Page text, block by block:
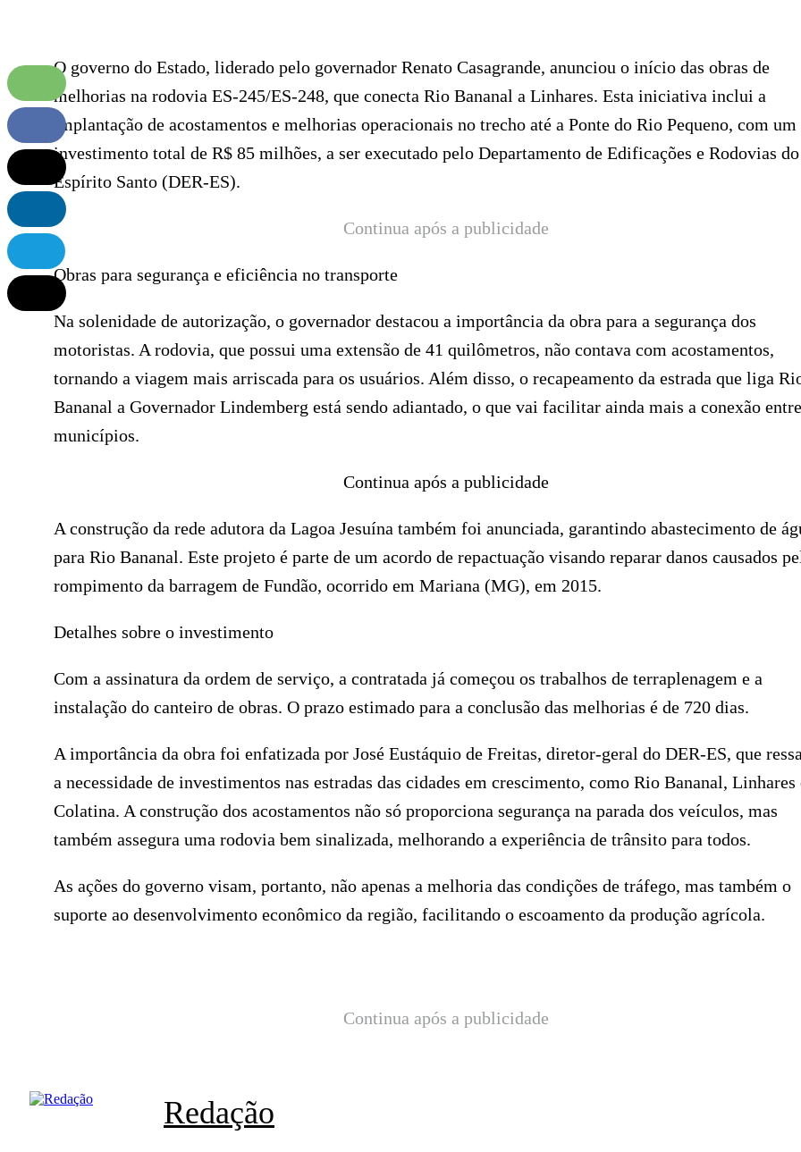
O governo do Estado, liderado pelo governador Renato Casagrande, anunciou o início das obras de
melhorias na rodovia ES-245/ES-248, que conecta Rio Bananal a Linhares. Esta iniciativa inclui a
implantação de acostamentos e melhorias operacionais no trecho até a Ponte do Rio Pequeno, com um
investimento total de R$ 85 milhões, a ser executado pelo Departamento de Edificações e Rodovias do
Espírito Santo (DER-ES).
Continua após a publicidade
Obras para segurança e eficiência no transporte
Na solenidade de autorização, o governador destacou a importância da obra para a segurança dos
motoristas. A rodovia, que possui uma extensão de 41 quilômetros, não contava com acostamentos,
tornando a viagem mais arriscada para os usuários. Além disso, o recapeamento da estrada que liga
Bananal a Governador Lindemberg está sendo adiantado, o que vai facilitar ainda mais a conexão
municípios.
Continua após a publicidade
A construção da rede adutora da Lagoa Jesuína também foi anunciada, garantindo abastecimento de
para Rio Bananal. Este projeto é parte de um acordo de repactuação visando reparar danos causados
rompimento da barragem de Fundão, ocorrido em Mariana (MG), em 2015.
Detalhes sobre o investimento
Com a assinatura da ordem de serviço, a contratada já começou os trabalhos de terraplenagem e a
instalação do canteiro de obras. O prazo estimado para a conclusão das melhorias é de 720 dias.
A importância da obra foi enfatizada por José Eustáquio de Freitas, diretor-geral do DER-ES, que
a necessidade de investimentos nas estradas das cidades em crescimento, como Rio Bananal, Linhares
Colatina. A construção dos acostamentos não só proporciona segurança na parada dos veículos, mas
também assegura uma rodovia bem sinalizada, melhorando a experiência de trânsito para todos.
As ações do governo visam, portanto, não apenas a melhoria das condições de tráfego, mas também o
suporte ao desenvolvimento econômico da região, facilitando o escoamento da produção agrícola.
Continua após a publicidade
Redação